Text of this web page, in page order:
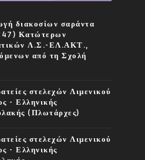
διακοσίων σαράντα
Κατώτερων
Λ.Σ.-ΕΛ.ΑΚΤ.,
από τη Σχολή
στελεχών Λιμενικού
- Ελληνικής
(Πλωτάρχες)
στελεχών Λιμενικού
- Ελληνικής